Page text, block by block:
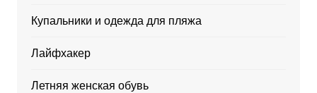
Купальники и одежда для пляжа
Лайфхакер
Летняя женская обувь